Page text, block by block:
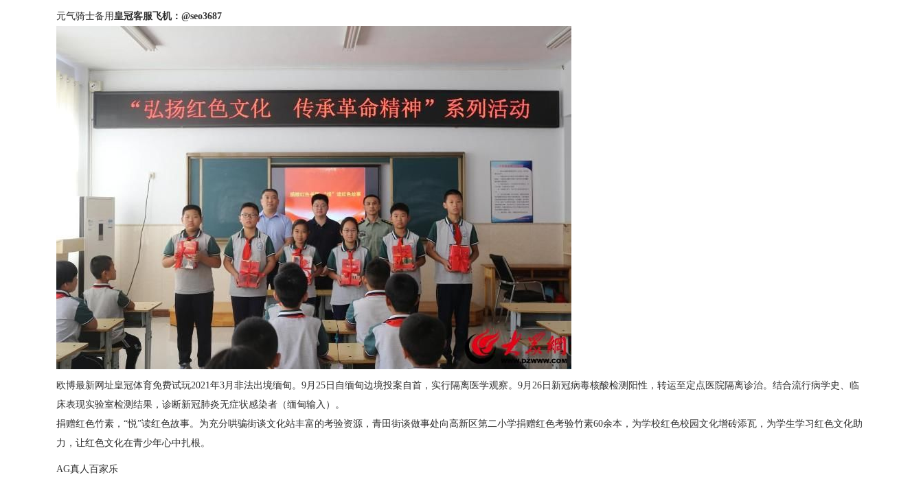
元气骑士备用 皇冠客服飞机：@seo3687
欧博最新网址皇冠体育免费试玩2021年3月非法出境缅甸。9月25日自缅甸边境投案自首，实行隔离医学观察。9月26日新冠病毒核酸检测阳性，转运至定点医院隔离诊治。结合流行病学史、临
床表现实验室检测结果，诊断新冠肺炎无症状感染者（缅甸输入）。
捐赠红色竹素，“悦”读红色故事。为充分哄骗街谈文化站丰富的考验资源，青田街谈做事处向高新区第二小学捐赠红色考验竹素60余本，为学校红色校园文化增砖添瓦，为学生学习红色文化助
力，让红色文化在青少年心中扎根。
AG真人百家乐